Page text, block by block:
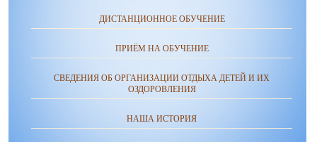
ДИСТАНЦИОННОЕ ОБУЧЕНИЕ
ПРИЁМ НА ОБУЧЕНИЕ
СВЕДЕНИЯ ОБ ОРГАНИЗАЦИИ ОТДЫХА ДЕТЕЙ И ИХ
ОЗДОРОВЛЕНИЯ
НАША ИСТОРИЯ